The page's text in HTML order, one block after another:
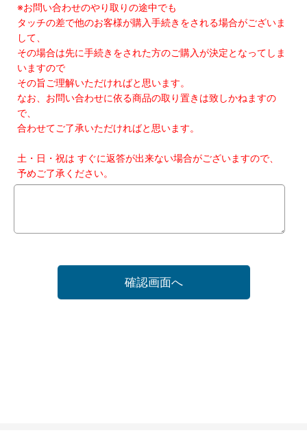
※お問い合わせのやり取りの途中でも
タッチの差で他のお客様が購入手続きをされる場合がございま
して、
その場合は先に手続きをされた方のご購入が決定となってしま
いますので
その旨ご理解いただければと思います。
なお、お問い合わせに依る商品の取り置きは致しかねますの
で、
合わせてご了承いただければと思います。
土・日・祝は すぐに返答が出来ない場合がございますので、
予めご了承ください。
確認画面へ